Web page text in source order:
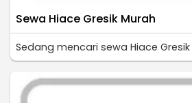
Sewa Hiace Gresik Murah
Sedang mencari sewa Hiace